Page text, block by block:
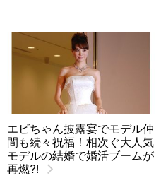
エビちゃん披露宴でモデル仲
間も続々祝福！相次ぐ大人気
モデルの結婚で婚活ブームが
再燃?!